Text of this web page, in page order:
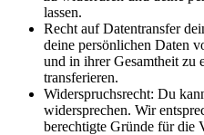
lassen.
Recht auf Datentransfer
deine persönlichen Daten
und in ihrer Gesamtheit zu
transferieren.
Widerspruchsrecht: Du
widersprechen. Wir
berechtigte Gründe für die